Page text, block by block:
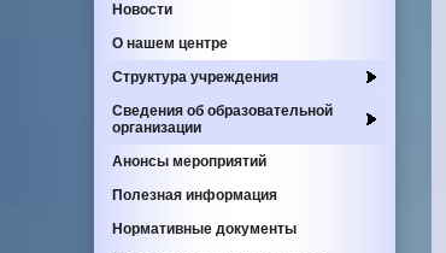
Новости
О нашем центре
Cтруктура учреждения
Сведения об образовательной
организации
Анонсы мероприятий
Полезная информация
Нормативные документы